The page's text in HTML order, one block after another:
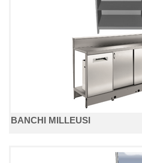
BANCHI MILLEUSI